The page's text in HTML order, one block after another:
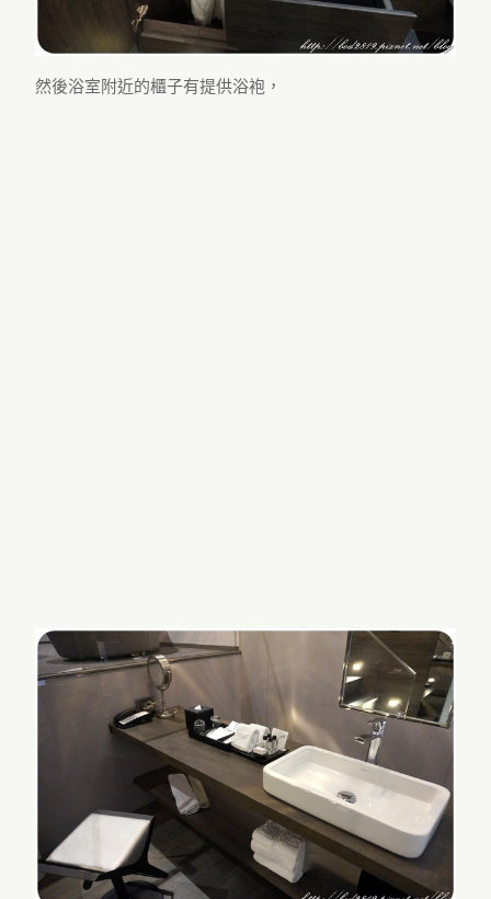
然後浴室附近的櫃子有提供浴袍，